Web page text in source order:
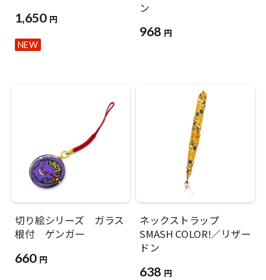
1,650 円
NEW
ン
968 円
切り絵シリーズ ガラス
根付 ゲンガー
660 円
ネックストラップ
SMASH COLOR!／リザー
ドン
638 円